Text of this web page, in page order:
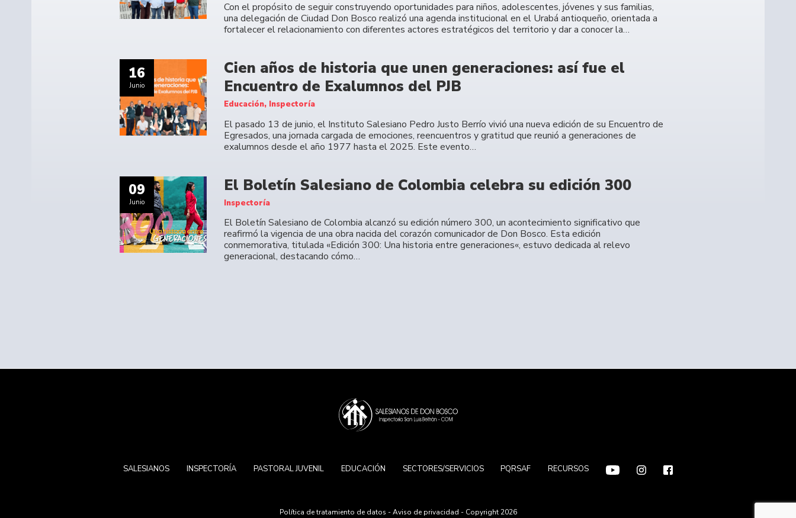
Con el propósito de seguir construyendo oportunidades para niños, adolescentes, jóvenes y sus familias,
una delegación de Ciudad Don Bosco realizó una agenda institucional en el Urabá antioqueño, orientada a
fortalecer el relacionamiento con diferentes actores estratégicos del territorio y dar a conocer la…
16
Junio
Cien años de historia que unen generaciones: así fue el
Encuentro de Exalumnos del PJB
Educación, Inspectoría
El pasado 13 de junio, el Instituto Salesiano Pedro Justo Berrío vivió una nueva edición de su Encuentro de
Egresados, una jornada cargada de emociones, reencuentros y gratitud que reunió a generaciones de
exalumnos desde el año 1977 hasta el 2025. Este evento…
09
Junio
El Boletín Salesiano de Colombia celebra su edición 300
Inspectoría
El Boletín Salesiano de Colombia alcanzó su edición número 300, un acontecimiento significativo que
reafirmó la vigencia de una obra nacida del corazón comunicador de Don Bosco. Esta edición
conmemorativa, titulada «Edición 300: Una historia entre generaciones«, estuvo dedicada al relevo
generacional, destacando cómo…
SALESIANOS INSPECTORÍA PASTORAL JUVENIL EDUCACIÓN SECTORES/SERVICIOS PQRSAF RECURSOS
Política de tratamiento de datos -Aviso de privacidad - Copyright 2026